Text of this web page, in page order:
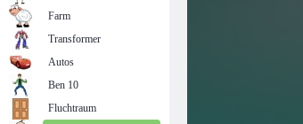
Farm
Transformer
Autos
Ben 10
Fluchtraum